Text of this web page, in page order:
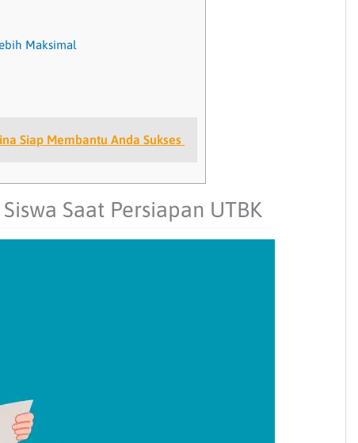
Maksimal
Siap Membantu Anda Sukses
Saat Persiapan UTBK